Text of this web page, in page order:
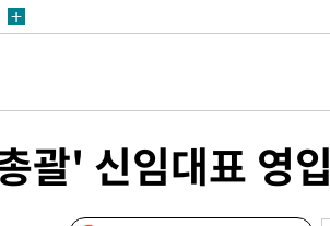
괄' 신임대표 영입